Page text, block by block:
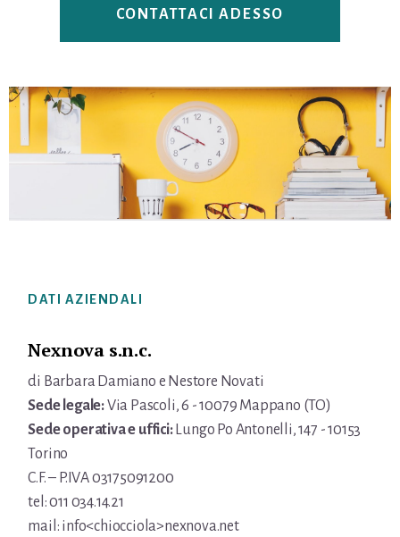
CONTATTACI ADESSO
DATI AZIENDALI
Nexnova s.n.c.
di Barbara Damiano e Nestore Novati
Sede legale:Via Pascoli, 6 - 10079 Mappano (TO)
Sede operativa e uffici:Lungo Po Antonelli, 147 - 10153
Torino
C.F. – P.IVA 03175091200
tel: 011 034.14.21
mail: info<chiocciola>nexnova.net